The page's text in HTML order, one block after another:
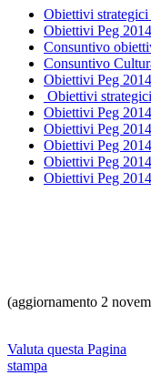
Obiettivi
Obiettivi Peg
Consuntivo
Consuntivo
Obiettivi Peg
Obiettivi
Obiettivi Peg
Obiettivi Peg
Obiettivi Peg
Obiettivi Peg
Obiettivi Peg
(aggiornamento 2
Valuta questa Pagina
stampa